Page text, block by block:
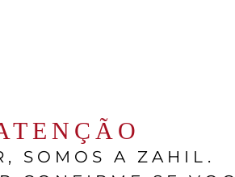
SOMOS A ZAHIL.